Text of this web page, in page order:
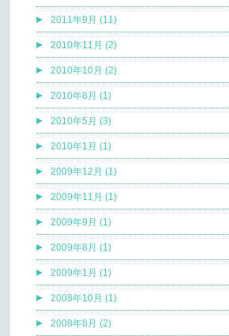
2011年9月 (11)
2010年11月 (2)
2010年10月 (2)
2010年8月 (1)
2010年5月 (3)
2010年1月 (1)
2009年12月 (1)
2009年11月 (1)
2009年9月 (1)
2009年8月 (1)
2009年1月 (1)
2008年10月 (1)
2008年8月 (2)